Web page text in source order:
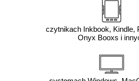
czytnikach Inkbook, Kindle,
Onyx Booxs i